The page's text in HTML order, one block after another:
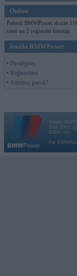
Online
Pašreiz BMWPower skatās
viesi un 2 reģistrēti lietotāji.
Ienākt BMWPower
• Pieslēgties
• Reģistrēties
• Aizmirsi paroli?
Vortāls
kopš 2002.
BMW AG.
Par